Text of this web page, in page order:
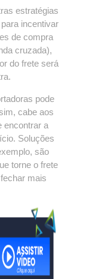
estratégias
incentivar
de compra
cruzada),
do frete será
pode
cabe aos
encontrar a
Soluções
são
torne o frete
mais